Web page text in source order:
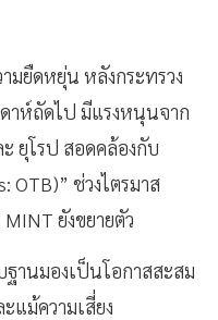
มยืดหยุ่น หลังกระทรวง
าห์ถัดไป มีแรงหนุนจาก
ยุโรป สอดคล้องกับ
OTB)” ช่วงไตรมาส
ยังขยายตัว
านมองเป็นโอกาสสะสม
แม้ความเสี่ยง